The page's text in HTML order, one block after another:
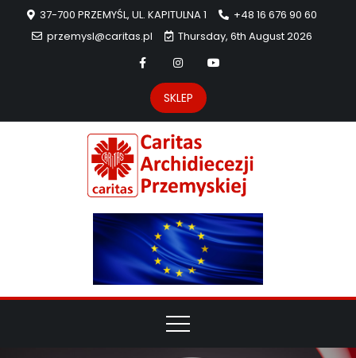
37-700 PRZEMYŚL, UL. KAPITULNA 1
+48 16 676 90 60
przemysl@caritas.pl
Thursday, 6th August 2026
SKLEP